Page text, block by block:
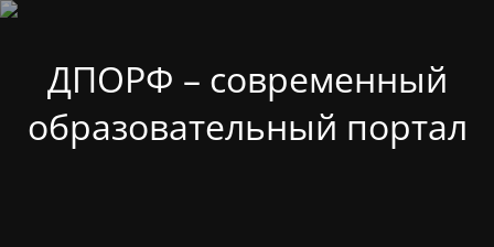
ДПОРФ – современный
образовательный портал